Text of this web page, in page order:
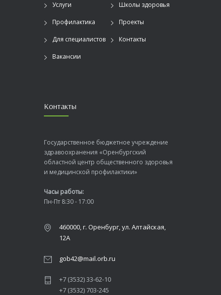
Услуги Школы здоровья
Профилактика Проекты
Для специалистов Контакты
Вакансии
Контакты
Государственное бюджетное учреждение
здравоохранения «Оренбургский
областной центр общественного здоровья
и медицинской профилактики»
Часы работы:
Пн-Пт 8:30 - 17:00
460000, г. Оренбург, ул. Алтайская,
12А
gob42@mail.orb.ru
+7 (3532) 33-62-10
+7 (3532) 703-245